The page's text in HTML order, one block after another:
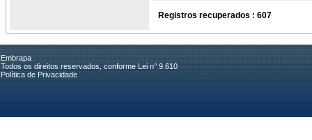
Registros recuperados : 607
Embrapa
Todos os direitos reservados, conforme Lei n° 9.610
Política de Privacidade